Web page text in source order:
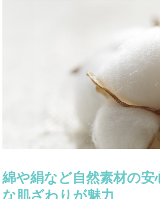
綿や絹など自然素材の安
な肌ざわりが魅力